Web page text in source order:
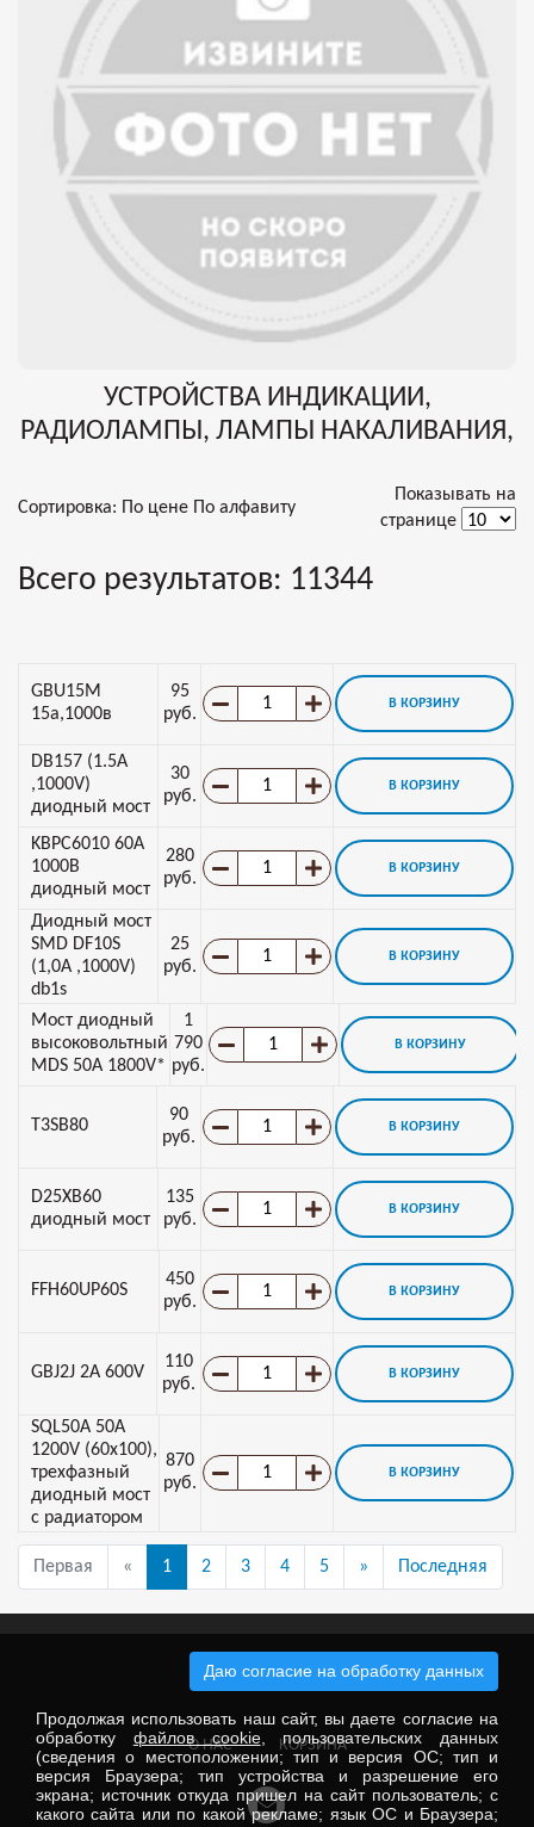
УСТРОЙСТВА ИНДИКАЦИИ,
РАДИОЛАМПЫ, ЛАМПЫ НАКАЛИВАНИЯ,
Сортировка: По цене По алфавиту
Показывать на
странице
Всего результатов: 11344
GBU15M
15а,1000в
95
руб.
В КОРЗИНУ
DB157 (1.5A
,1000V)
диодный мост
30
руб.
В КОРЗИНУ
KBPC6010 60A
1000В
диодный мост
280
руб.
В КОРЗИНУ
Диодный мост
SMD DF10S
(1,0A ,1000V)
db1s
25
руб.
В КОРЗИНУ
Мост диодный
высоковольтный
MDS 50A 1800V*
1
790
руб.
В КОРЗИНУ
T3SB80
90
руб.
В КОРЗИНУ
D25XB60
диодный мост
135
руб.
В КОРЗИНУ
FFH60UP60S
450
руб.
В КОРЗИНУ
GBJ2J 2A 600V
110
руб.
В КОРЗИНУ
SQL50A 50A
1200V (60х100),
трехфазный
диодный мост
с радиатором
870
руб.
В КОРЗИНУ
Первая « 1 2 3 4 5 » Последняя
Электронные компоненты
О НАС КОРЗИНА
Даю согласие на обработку данных
Продолжая использовать наш сайт, вы даете согласие на
обработку файлов cookie, пользовательских данных
(сведения о местоположении; тип и версия ОС; тип и
версия Браузера; тип устройства и разрешение его
экрана; источник откуда пришел на сайт пользователь; с
какого сайта или по какой рекламе; язык ОС и Браузера;